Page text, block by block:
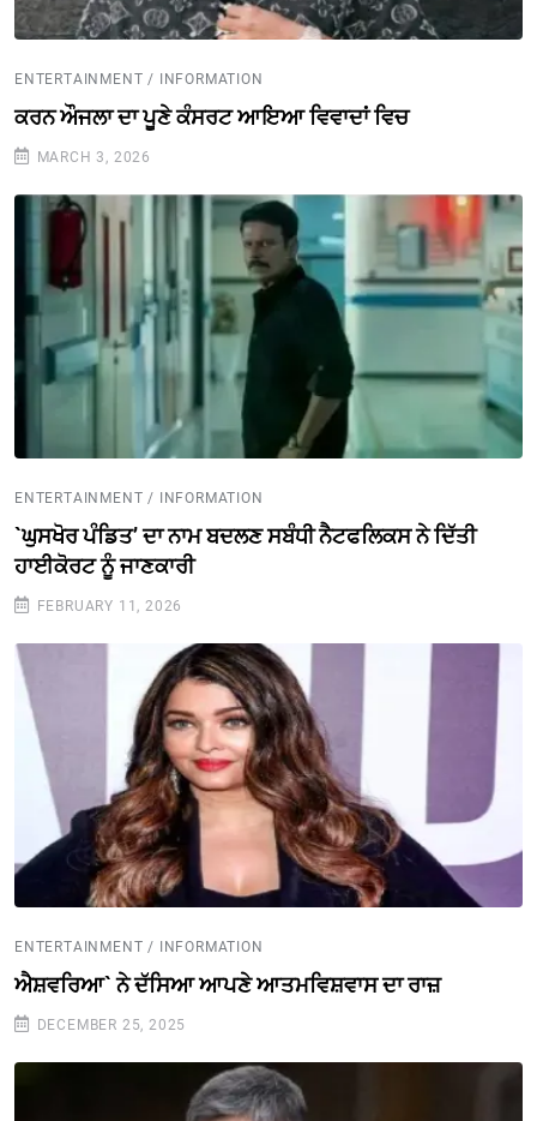
ENTERTAINMENT / INFORMATION
ਕਰਨ ਔਜਲਾ ਦਾ ਪੂਣੇ ਕੰਸਰਟ ਆਇਆ ਵਿਵਾਦਾਂ ਵਿਚ
MARCH 3, 2026
ENTERTAINMENT / INFORMATION
`ਘੁਸਖੋਰ ਪੰਡਿਤ’ ਦਾ ਨਾਮ ਬਦਲਣ ਸਬੰਧੀ ਨੈਟਫਲਿਕਸ ਨੇ ਦਿੱਤੀ
ਹਾਈਕੋਰਟ ਨੂੰ ਜਾਣਕਾਰੀ
FEBRUARY 11, 2026
ENTERTAINMENT / INFORMATION
ਐਸ਼ਵਰਿਆ` ਨੇ ਦੱਸਿਆ ਆਪਣੇ ਆਤਮਵਿਸ਼ਵਾਸ ਦਾ ਰਾਜ਼
DECEMBER 25, 2025